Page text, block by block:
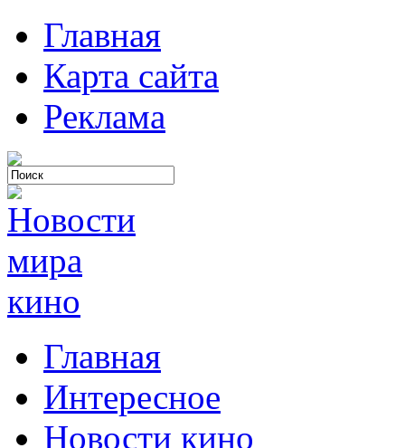
Главная
Карта сайта
Реклама
Главная
Интересное
Новости кино